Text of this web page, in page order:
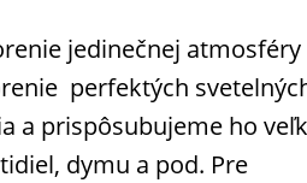
jedinečnej atmosféry
perfektých
a prispôsubujeme ho
dymu a pod. Pre